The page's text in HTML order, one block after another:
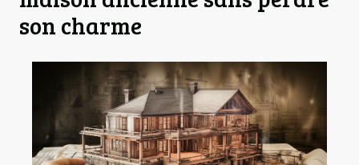
son charme